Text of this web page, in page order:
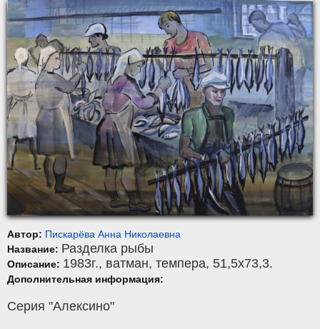
Автор: Пискарёва Анна Николаевна
Название: Разделка рыбы
Описание: 1983г., ватман, темпера, 51,5x73,3.
Дополнительная информация:
Серия "Алексино"